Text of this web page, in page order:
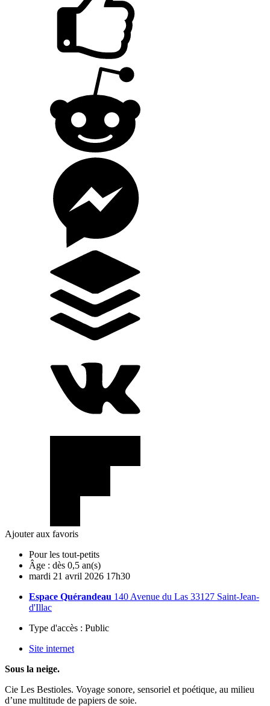
Ajouter aux favoris
Pour les tout-petits
Âge : dès 0,5 an(s)
mardi 21 avril 2026 17h30
Espace Quérandeau 140 Avenue du Las 33127 Saint-Jean-
d'Illac
Type d'accès : Public
Site internet
Sous la neige.
Cie Les Bestioles. Voyage sonore, sensoriel et poétique, au milieu
d’une multitude de papiers de soie.